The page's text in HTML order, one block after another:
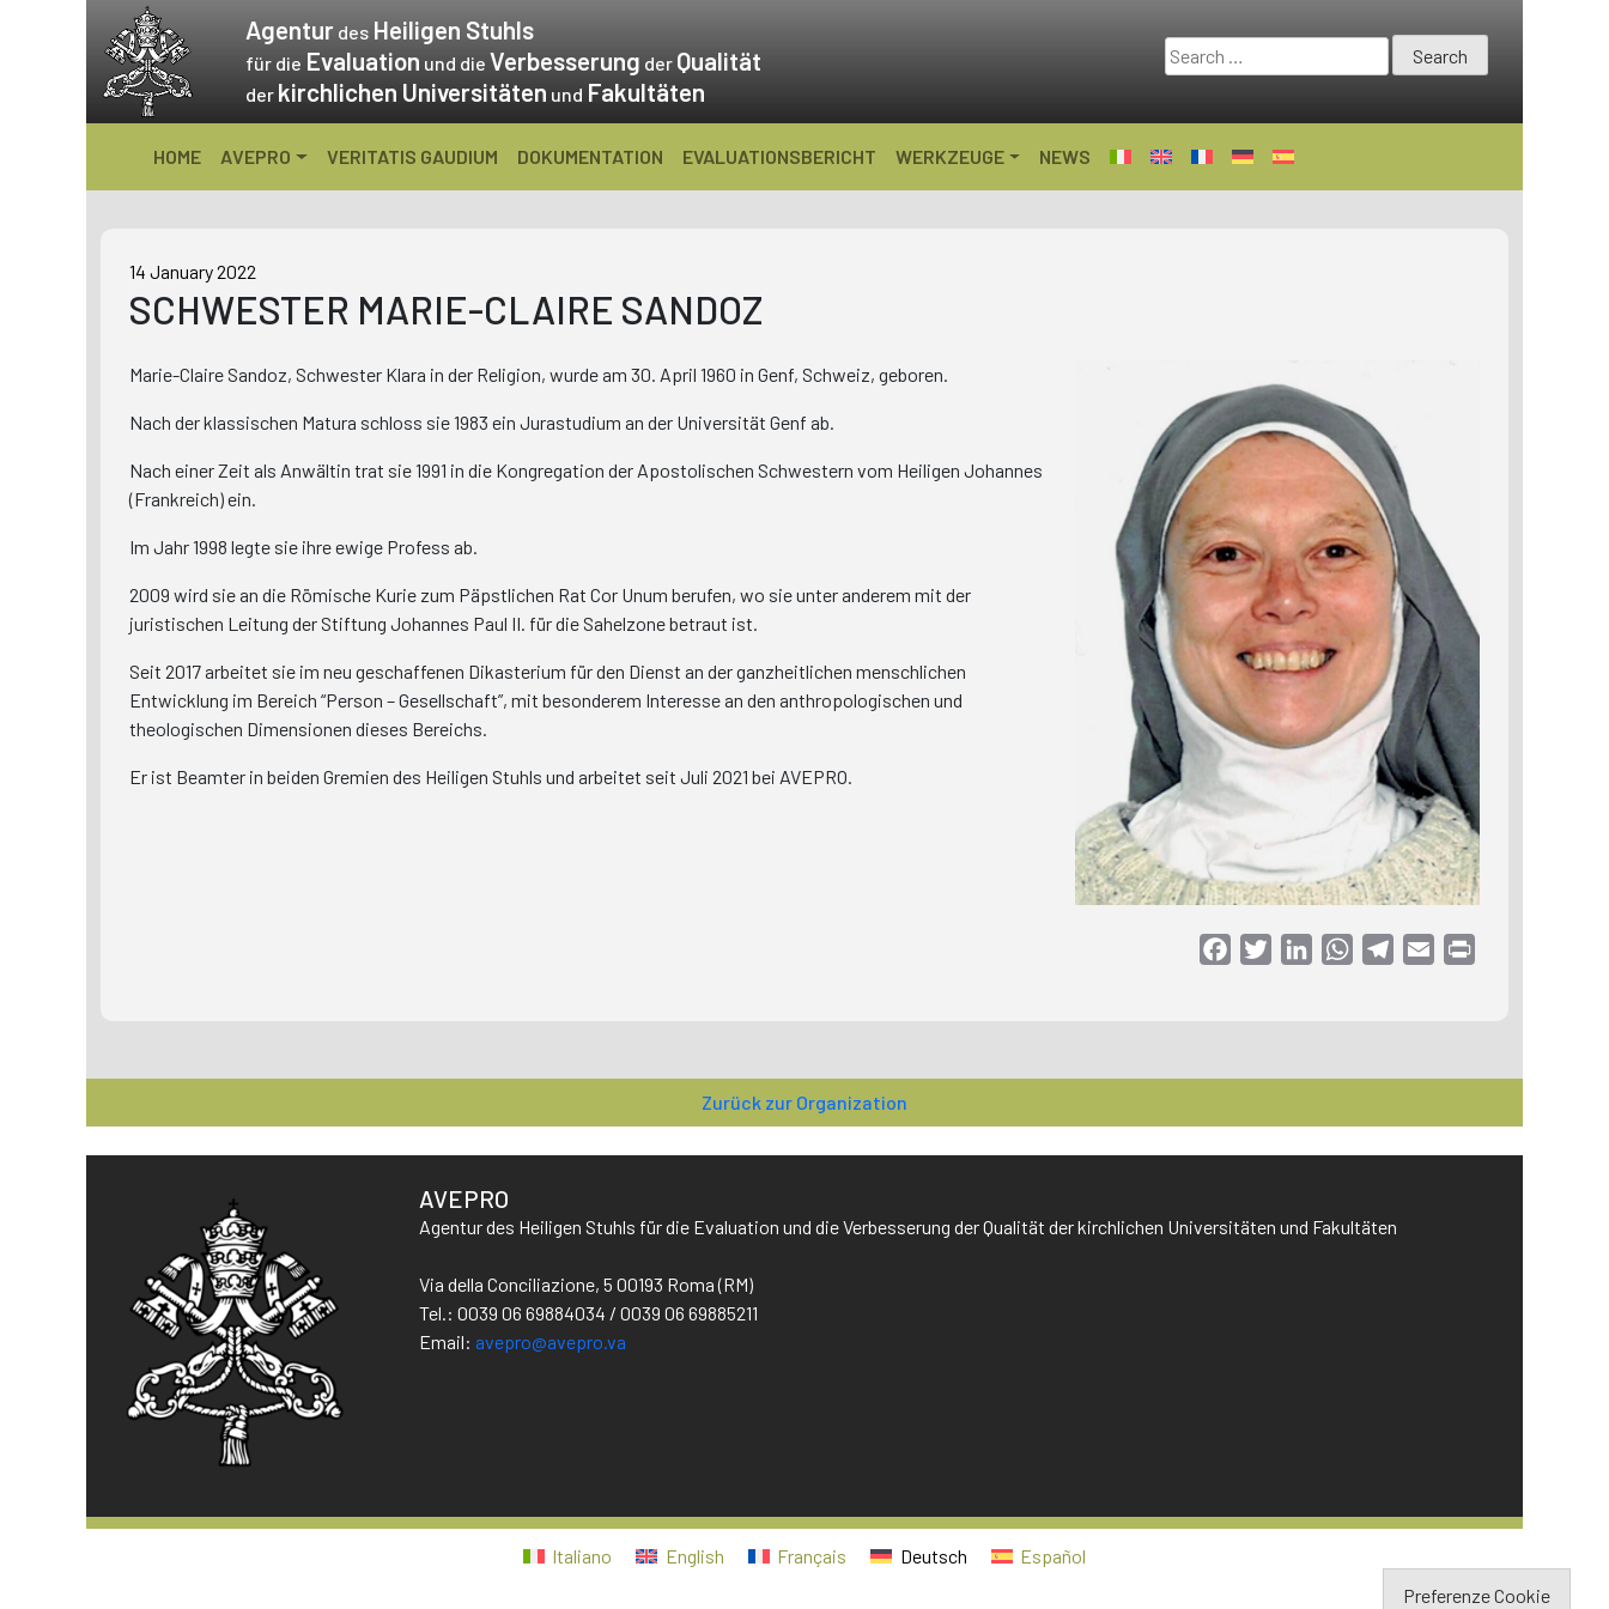
content
Agentur des Heiligen Stuhls
für die Evaluation und die Verbesserung der Qualität
der kirchlichen Universitäten und Fakultäten
Search
for:
HOME AVEPRO VERITATIS GAUDIUM DOKUMENTATION EVALUATIONSBERICHT WERKZEUGE NEWS
14 January 2022
SCHWESTER MARIE-CLAIRE SANDOZ
Marie-Claire Sandoz, Schwester Klara in der Religion, wurde am 30. April 1960 in Genf, Schweiz, geboren.
Nach der klassischen Matura schloss sie 1983 ein Jurastudium an der Universität Genf ab.
Nach einer Zeit als Anwältin trat sie 1991 in die Kongregation der Apostolischen Schwestern vom Heiligen Johannes
(Frankreich) ein.
Im Jahr 1998 legte sie ihre ewige Profess ab.
2009 wird sie an die Römische Kurie zum Päpstlichen Rat Cor Unum berufen, wo sie unter anderem mit der
juristischen Leitung der Stiftung Johannes Paul II. für die Sahelzone betraut ist.
Seit 2017 arbeitet sie im neu geschaffenen Dikasterium für den Dienst an der ganzheitlichen menschlichen
Entwicklung im Bereich “Person – Gesellschaft”, mit besonderem Interesse an den anthropologischen und
theologischen Dimensionen dieses Bereichs.
Er ist Beamter in beiden Gremien des Heiligen Stuhls und arbeitet seit Juli 2021 bei AVEPRO.
FacebookTwitterLinkedInWhatsAppTelegram
Email
Zurück zur Organization
AVEPRO
Agentur des Heiligen Stuhls für die Evaluation und die Verbesserung der Qualität der kirchlichen Universitäten und Fakultäten
Via della Conciliazione, 5 00193 Roma (RM)
Tel.: 0039 06 69884034 / 0039 06 69885211
Email: avepro@avepro.va
Preferenze Cookie
Italiano English Français Deutsch Español